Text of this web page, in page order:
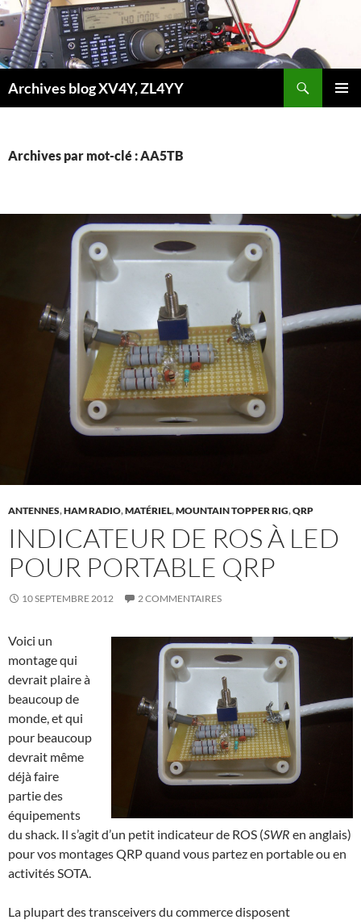
Aller
au
contenu
Archives blog XV4Y, ZL4YY
Archives par mot-clé : AA5TB
ANTENNES,HAM RADIO,MATÉRIEL,MOUNTAIN TOPPER RIG,QRP
INDICATEUR DE ROS À LED
POUR PORTABLE QRP
10 SEPTEMBRE 2012 2 COMMENTAIRES
Voici un
montage qui
devrait plaire à
beaucoup de
monde, et qui
pour beaucoup
devrait même
déjà faire
partie des
équipements
du shack. Il s’agit d’un petit indicateur de ROS (SWR en anglais)
pour vos montages QRP quand vous partez en portable ou en
activités SOTA.
La plupart des transceivers du commerce disposent